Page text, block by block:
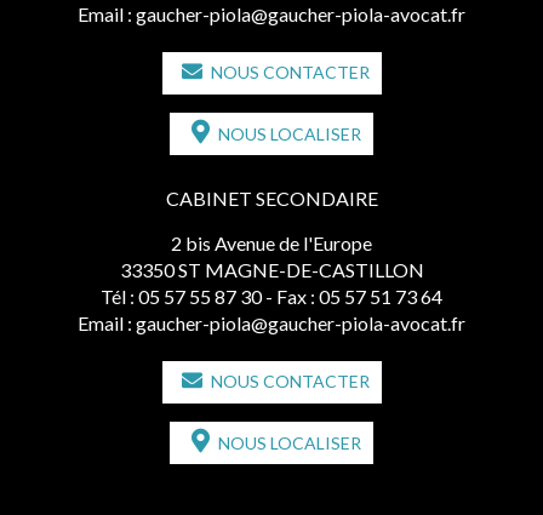
Email : gaucher-piola@gaucher-piola-avocat.fr
NOUS CONTACTER
NOUS LOCALISER
CABINET SECONDAIRE
2 bis Avenue de l'Europe
33350 ST MAGNE-DE-CASTILLON
Tél : 05 57 55 87 30 - Fax : 05 57 51 73 64
Email : gaucher-piola@gaucher-piola-avocat.fr
NOUS CONTACTER
NOUS LOCALISER